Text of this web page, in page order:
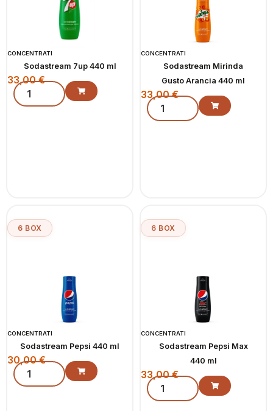
CONCENTRATI
Sodastream 7up 440 ml
33,00€
CONCENTRATI
Sodastream Mirinda
Gusto Arancia 440 ml
33,00€
6 BOX
CONCENTRATI
Sodastream Pepsi 440 ml
30,00€
6 BOX
CONCENTRATI
Sodastream Pepsi Max
440 ml
33,00€